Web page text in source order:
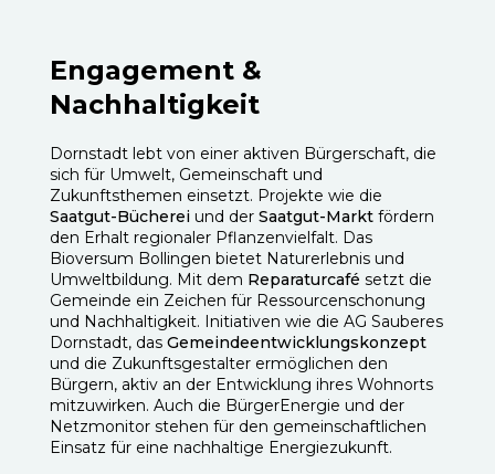
Engagement &
Nachhaltigkeit
Dornstadt lebt von einer aktiven Bürgerschaft, die
sich für Umwelt, Gemeinschaft und
Zukunftsthemen einsetzt. Projekte wie die
Saatgut-Bücherei und der Saatgut-Marktfördern
den Erhalt regionaler Pflanzenvielfalt. Das
Bioversum Bollingen bietet Naturerlebnis und
Umweltbildung. Mit dem Reparaturcafé setzt die
Gemeinde ein Zeichen für Ressourcenschonung
und Nachhaltigkeit. Initiativen wie die AG Sauberes
Dornstadt, das Gemeindeentwicklungskonzept
und die Zukunftsgestalter ermöglichen den
Bürgern, aktiv an der Entwicklung ihres Wohnorts
mitzuwirken. Auch die BürgerEnergie und der
Netzmonitor stehen für den gemeinschaftlichen
Einsatz für eine nachhaltige Energiezukunft.